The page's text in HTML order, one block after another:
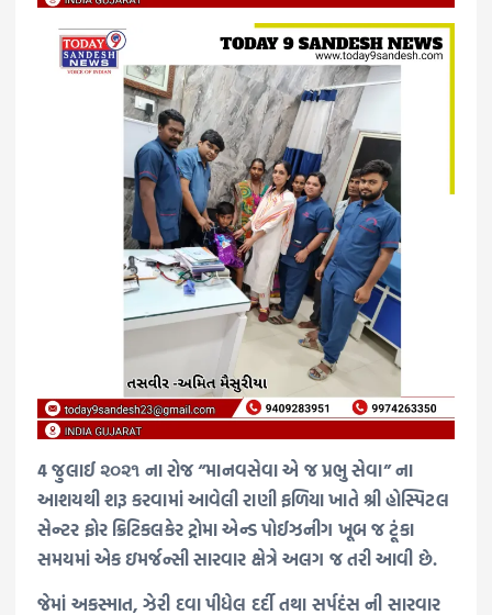
4 જુલાઈ ૨૦૨૧ ના રોજ “માનવસેવા એ જ પ્રભુ સેવા” ના
આશયથી શરૂ કરવામાં આવેલી રાણી ફળિયા ખાતે શ્રી હોસ્પિટલ
સેન્ટર ફોર ક્રિટિકલકેર ટ્રોમા એન્ડ પોઈઝનીગ ખૂબ જ ટૂંકા
સમયમાં એક ઇમર્જન્સી સારવાર ક્ષેત્રે અલગ જ તરી આવી છે.
જેમાં અકસ્માત, ઝેરી દવા પીધેલ દર્દી તથા સર્પદંસ ની સારવાર